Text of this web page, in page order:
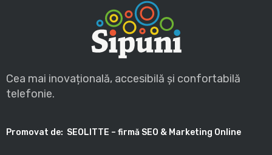
Cea mai inovațională, accesibilă și confortabilă
telefonie.
Promovat de: SEOLITTE – firmă SEO & Marketing Online